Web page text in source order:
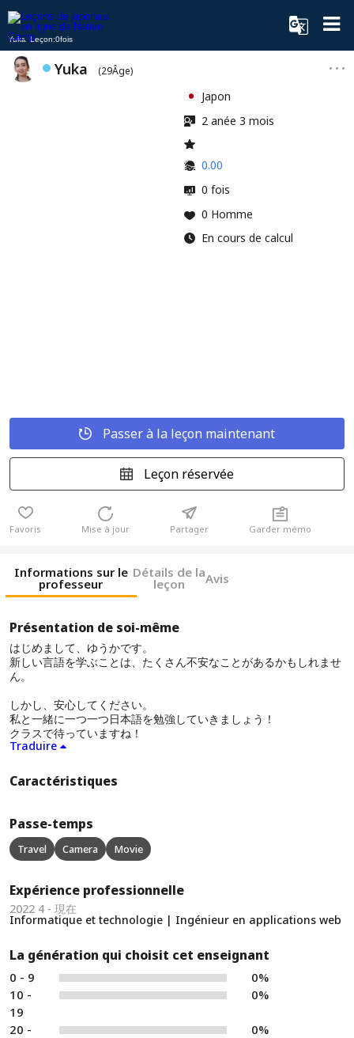
Yuka Leçon:0fois
Yuka (29Âge)
Japon
2 anée 3 mois
0.00
0 fois
0 Homme
En cours de calcul
Passer à la leçon maintenant
Leçon réservée
Favoris Mise à jour Partager Garder mémo
Informations sur le
professeur
Détails de la
leçon Avis
Présentation de soi-même
はじめまして、ゆうかです。
新しい言語を学ぶことは、たくさん不安なことがあるかもしれませ
ん。
しかし、安心してください。
私と一緒に一つ一つ日本語を勉強していきましょう！
クラスで待っていますね！
Traduire
Caractéristiques
Passe-temps
Travel Camera Movie
Expérience professionnelle
2022 4 - 現在
Informatique et technologie | Ingénieur en applications web
La génération qui choisit cet enseignant
0 - 9
0%
10 -
19
0%
20 -
0%